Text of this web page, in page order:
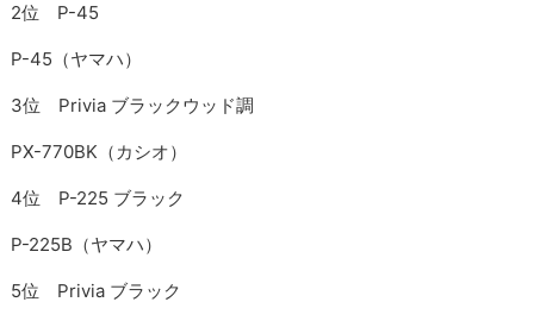
2位 P-45
P-45（ヤマハ）
3位 Privia ブラックウッド調
PX-770BK（カシオ）
4位 P-225 ブラック
P-225B（ヤマハ）
5位 Privia ブラック